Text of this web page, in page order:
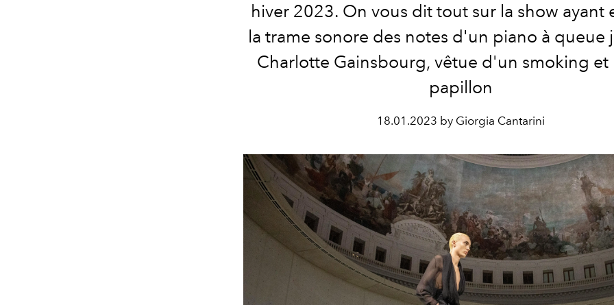
hiver 2023. On vous dit tout sur la show ayant
la trame sonore des notes d'un piano à queue
Charlotte Gainsbourg, vêtue d'un smoking
papillon
18.01.2023 by Giorgia Cantarini